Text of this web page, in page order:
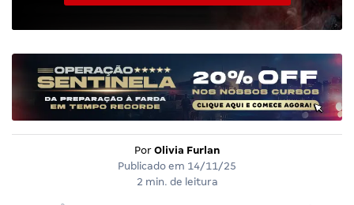
Por Olivia Furlan
Publicado em 14/11/25
2 min. de leitura